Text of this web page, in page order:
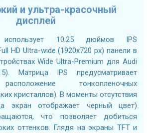
и ультра-красочный
дисплей
использует 10.25 дюймов IPS
HD Ultra-wide (1920x720 px) панели в
Wide Ultra-Premium для Audi
Матрица IPS предусматривает
тонкопленочных
кристаллов). В моменты отсутствия
экран отображает черный цвет)
что позволяет добиться
оттенков. Глядя на экраны TFT и